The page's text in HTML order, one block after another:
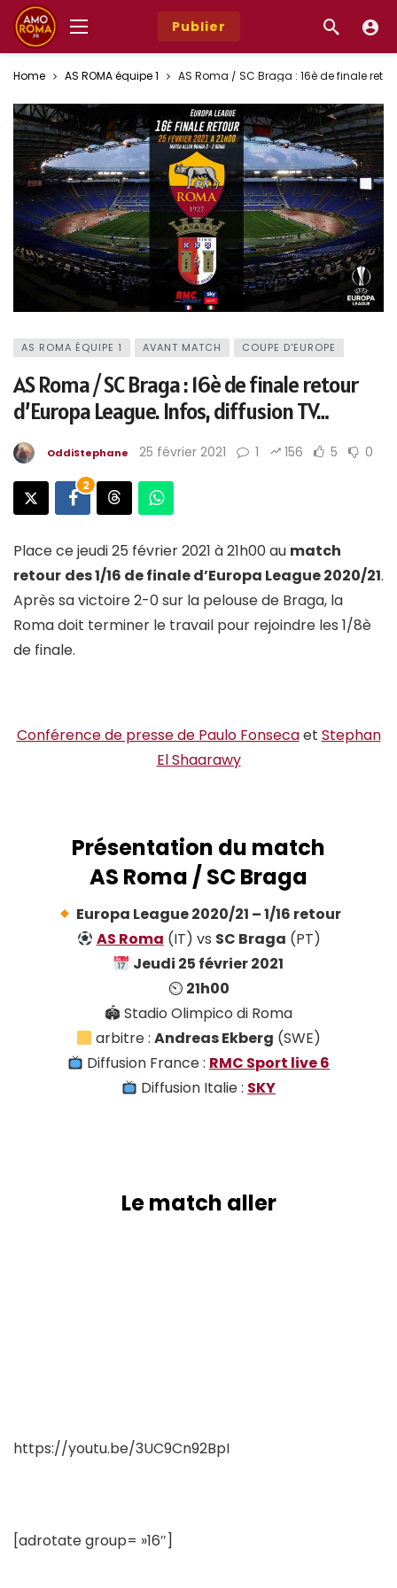
Publier
Home AS ROMA équipe 1 AS Roma / SC Braga : 16è de finale
AS ROMA ÉQUIPE 1 AVANT MATCH COUPE D'EUROPE
AS Roma / SC Braga : 16è de finale retour
d’Europa League. Infos, diffusion TV…
OddiStephane 25 février 2021 1 156 5 0
2
Place ce jeudi 25 février 2021 à 21h00 au match
retour des 1/16 de finale d’Europa League 2020/21.
Après sa victoire 2-0 sur la pelouse de Braga, la
Roma doit terminer le travail pour rejoindre les 1/8è
de finale.
Conférence de presse de Paulo Fonsecaet Stephan
El Shaarawy
Présentation du match
AS Roma / SC Braga
Europa League 2020/21 – 1/16 retour
AS Roma (IT) vs SC Braga (PT)
Jeudi 25 février 2021
⏲ 21h00
🏟 Stadio Olimpico di Roma
arbitre :Andreas Ekberg (SWE)
Diffusion France : RMC Sport live 6
Diffusion Italie : SKY
Le match aller
https://youtu.be/3UC9Cn92BpI
[adrotate group= »16″]